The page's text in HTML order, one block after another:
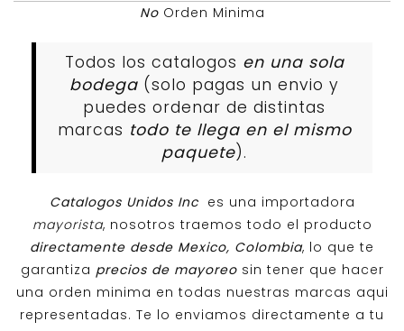
NoOrden Minima
Todos los catalogos en una sola
bodega (solo pagas un envio y
puedes ordenar de distintas
marcas todo te llega en el mismo
paquete).
Catalogos Unidos Inc es una importadora
mayorista, nosotros traemos todo el producto
directamente desde Mexico, Colombia, lo que te
garantiza precios de mayoreosin tener que hacer
una orden minima en todas nuestras marcas aqui
representadas. Te lo enviamos directamente a tu